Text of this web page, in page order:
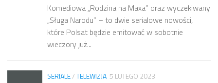
Komediowa „Rodzina na Maxa” oraz wyczekiwany
„Sługa Narodu” – to dwie serialowe nowości,
które Polsat będzie emitować w sobotnie
wieczory już...
SERIALE/TELEWIZJA 5 LUTEGO 2023